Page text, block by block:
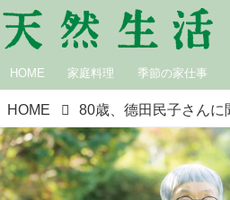
HOME 家庭料理 季節の家仕事
HOME